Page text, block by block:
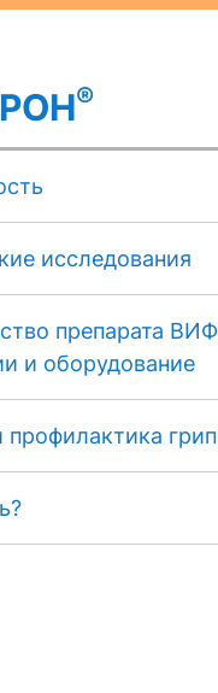
®
исследования
препарата
и оборудование
профилактика